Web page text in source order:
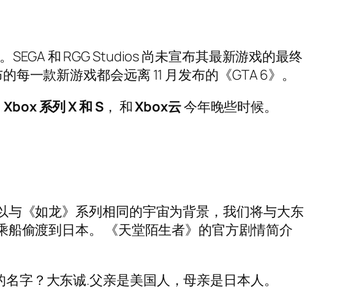
和 RGG Studios 尚未宣布其最新游戏的最终
一款新游戏都会远离 11 月发布的《GTA 6》。
Xbox 系列 X 和 S， 和Xbox云今年晚些时候。
与《如龙》系列相同的宇宙为背景，我们将与大东
偷渡到日本。 《天堂陌生者》的官方剧情简介
字？大东诚.父亲是美国人，母亲是日本人。